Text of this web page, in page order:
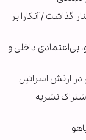
گذاشت / آنکارا بر
بی‌اعتمادی داخلی و
در ارتش اسرائیل
نشریه